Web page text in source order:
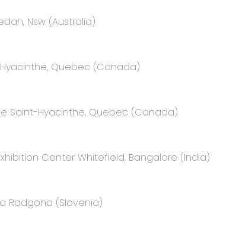
Nsw (Australia)
Quebec (Canada)
Saint-Hyacinthe, Quebec (Canada)
Center Whitefield, Bangalore (India)
Radgona (Slovenia)